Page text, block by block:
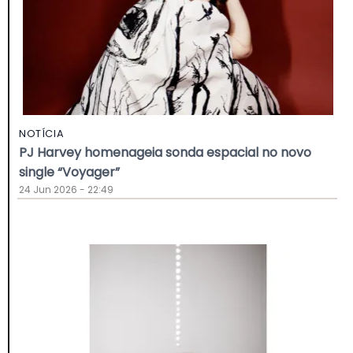
NOTÍCIA
PJ Harvey homenageia sonda espacial no novo
single “Voyager”
24 Jun 2026 - 22:49